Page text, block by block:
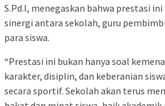
S.Pd.I, menegaskan bahwa prestasi
sinergi antara sekolah, guru
para siswa.
“Prestasi ini bukan hanya soal
karakter, disiplin, dan keberanian
secara sportif. Sekolah akan terus